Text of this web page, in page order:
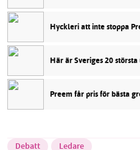
Hyckleri att inte stoppa
Här är Sveriges 20
Preem får pris för bästa
Debatt Ledare